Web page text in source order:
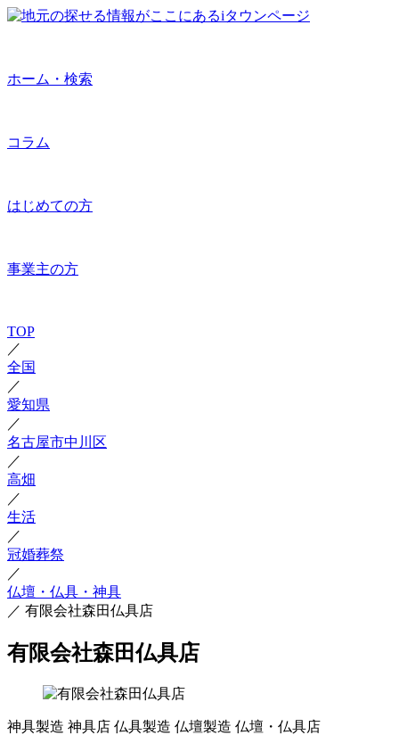
ホーム・検索
コラム
はじめての方
事業主の方
TOP
／
全国
／
愛知県
／
名古屋市中川区
／
高畑
／
生活
／
冠婚葬祭
／
仏壇・仏具・神具
／ 有限会社森田仏具店
有限会社森田仏具店
神具製造 神具店 仏具製造 仏壇製造 仏壇・仏具店